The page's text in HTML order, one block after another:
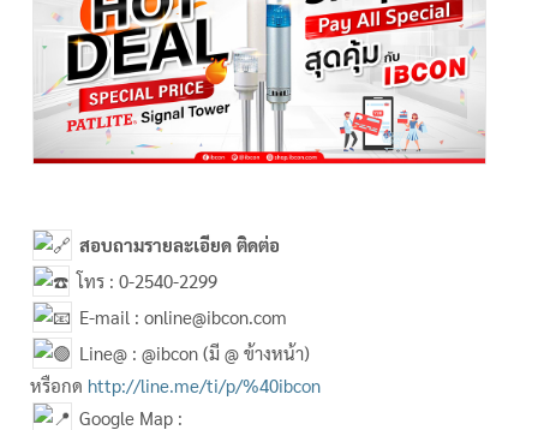
สอบถามรายละเอียด ติดต่อ
โทร : 0-2540-2299
E-mail : online@ibcon.com
Line@ : @ibcon (มี @ ข้างหน้า)
หรือกด http://line.me/ti/p/%40ibcon
Google Map :